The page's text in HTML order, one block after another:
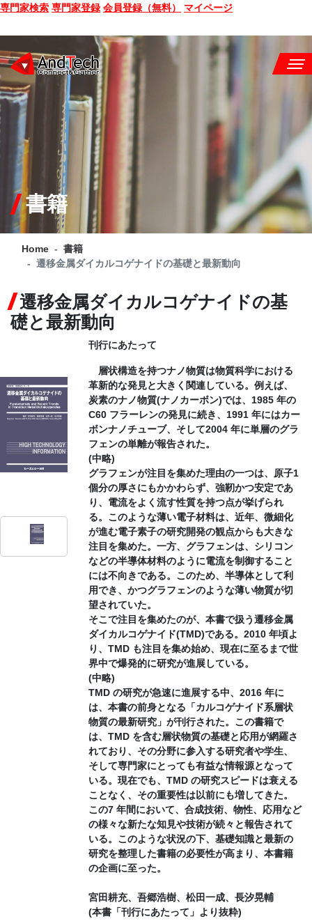
専門家検索 専門家登録 会員登録（無料） マイページ
SEMINAR
BOOK
CONSULTING
SERVICE
COMPANY
Q&A
CONTACT
書籍
Home
書籍
遷移金属ダイカルコゲナイドの基礎と最新動向
遷移金属ダイカルコゲナイドの基
礎と最新動向
刊行にあたって
層状構造を持つナノ物質は物質科学における
革新的な発見と大きく関連している。例えば、
炭素のナノ物質(ナノカーボン)では、1985 年の
C60 フラーレンの発見に続き、1991 年にはカー
ボンナノチューブ、そして2004 年に単層のグラ
フェンの単離が報告された。
(中略)
グラフェンが注目を集めた理由の一つは、原子1
個分の厚さにもかかわらず、強靭かつ安定であ
り、電流をよく流す性質を持つ点が挙げられ
る。このような薄い電子材料は、近年、微細化
が進む電子素子の研究開発の観点からも大きな
注目を集めた。一方、グラフェンは、シリコン
などの半導体材料のように電流を制御すること
には不向きである。このため、半導体として利
用でき、かつグラフェンのような薄い物質が切
望されていた。
そこで注目を集めたのが、本書で扱う遷移金属
ダイカルコゲナイド(TMD)である。2010 年頃よ
り、TMD も注目を集め始め、現在に至るまで世
界中で爆発的に研究が進展している。
(中略)
TMD の研究が急速に進展する中、2016 年に
は、本書の前身となる「カルコゲナイド系層状
物質の最新研究」が刊行された。この書籍で
は、TMD を含む層状物質の基礎と応用が網羅さ
れており、その分野に参入する研究者や学生、
そして専門家にとっても有益な情報源となって
いる。現在でも、TMD の研究スピードは衰える
ことなく、その重要性は以前にも増してきた。
この7 年間において、合成技術、物性、応用など
の様々な新たな知見や技術が続々と報告されて
いる。このような状況の下、基礎知識と最新の
研究を整理した書籍の必要性が高まり、本書籍
の企画に至った。
宮田耕充、吾郷浩樹、松田一成、長汐晃輔
(本書「刊行にあたって」より抜粋)